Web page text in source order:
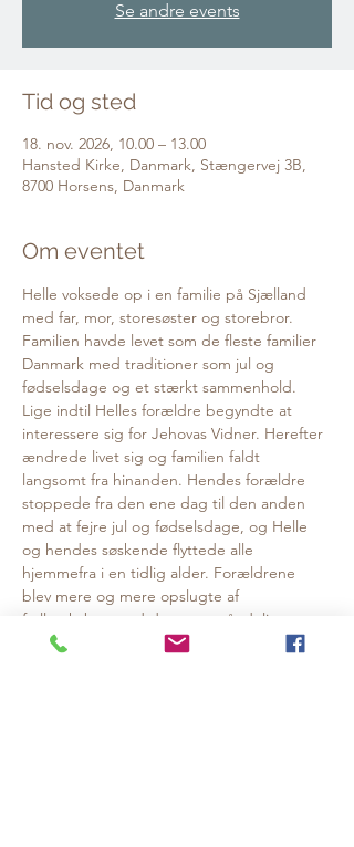
Se andre events
Tid og sted
18. nov. 2026, 10.00 – 13.00
Hansted Kirke, Danmark, Stængervej 3B,
8700 Horsens, Danmark
Om eventet
Helle voksede op i en familie på Sjælland
med far, mor, storesøster og storebror.
Familien havde levet som de fleste familier
Danmark med traditioner som jul og
fødselsdage og et stærkt sammenhold.
Lige indtil Helles forældre begyndte at
interessere sig for Jehovas Vidner. Herefter
ændrede livet sig og familien faldt
langsomt fra hinanden. Hendes forældre
stoppede fra den ene dag til den anden
med at fejre jul og fødselsdage, og Helle
og hendes søskende flyttede alle
hjemmefra i en tidlig alder. Forældrene
blev mere og mere opslugte af
fællesskabet med deres nye, åndelige
familie mens Helle og hendes søskende